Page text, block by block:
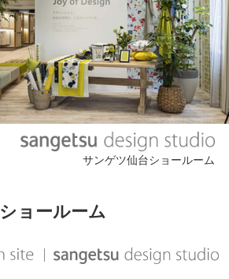
サンゲツ仙台ショールーム
ショールーム